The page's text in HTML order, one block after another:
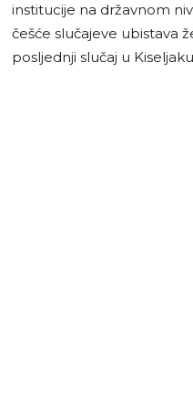
institucije na državnom
češće slučajeve ubistava
posljednji slučaj u